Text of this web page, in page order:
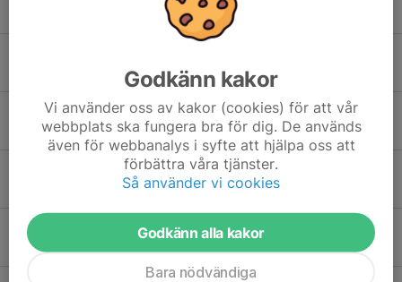
4
18 apr, 20:32 0
Sportlotter
13 apr, 20:33 1
2 wins for mens C
21 mar, 19:25 4
Kval till U18 USM
Godkänn kakor
Vi använder oss av kakor (cookies) för att vår
webbplats ska fungera bra för dig. De används
även för webbanalys i syfte att hjälpa oss att
förbättra våra tjänster.
Så använder vi cookies
Godkänn alla kakor
Bara nödvändiga